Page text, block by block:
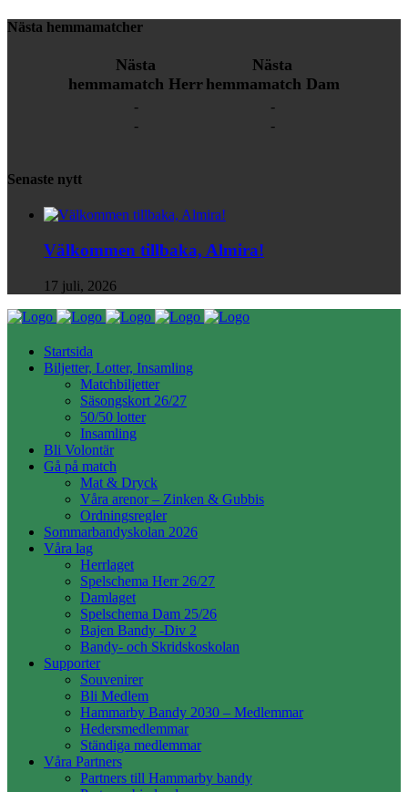
Nästa hemmamatcher
Nästa
hemmamatch Herr
-
-
Nästa
hemmamatch Dam
-
-
Senaste nytt
Välkommen tillbaka, Almira!
17 juli, 2026
Startsida
Biljetter, Lotter, Insamling
Matchbiljetter
Säsongskort 26/27
50/50 lotter
Insamling
Bli Volontär
Gå på match
Mat & Dryck
Våra arenor – Zinken & Gubbis
Ordningsregler
Sommarbandyskolan 2026
Våra lag
Herrlaget
Spelschema Herr 26/27
Damlaget
Spelschema Dam 25/26
Bajen Bandy -Div 2
Bandy- och Skridskoskolan
Supporter
Souvenirer
Bli Medlem
Hammarby Bandy 2030 – Medlemmar
Hedersmedlemmar
Ständiga medlemmar
Våra Partners
Partners till Hammarby bandy